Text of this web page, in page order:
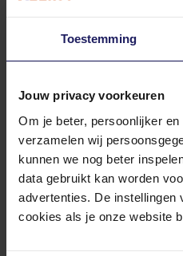
Toestemming
Jouw privacy voorkeuren
Om je beter, persoonlijker
verzamelen wij
kunnen we nog beter
data gebruikt kan worden
advertenties. De instellingen
cookies als je onze website
Meld je aan voor onze